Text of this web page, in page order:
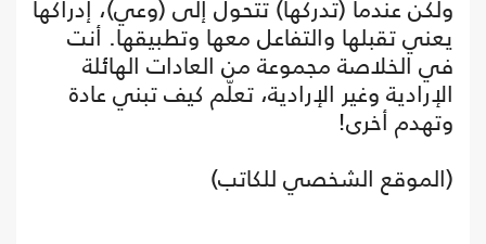
ولكن عندما (تدركها) تتحول إلى (وعي)، إدراكها
يعني تقبلها والتفاعل معها وتطبيقها. أنت
في الخلاصة مجموعة من العادات الهائلة
الإرادية وغير الإرادية، تعلّم كيف تبني عادة
وتهدم أخرى!
(الموقع الشخصي للكاتب)